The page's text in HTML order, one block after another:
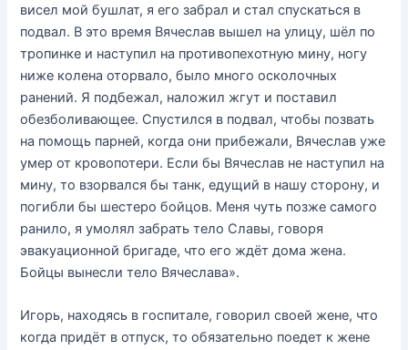
висел мой бушлат, я его забрал и стал спускаться в
подвал. В это время Вячеслав вышел на улицу, шёл по
тропинке и наступил на противопехотную мину, ногу
ниже колена оторвало, было много осколочных
ранений. Я подбежал, наложил жгут и поставил
обезболивающее. Спустился в подвал, чтобы позвать
на помощь парней, когда они прибежали, Вячеслав уже
умер от кровопотери. Если бы Вячеслав не наступил на
мину, то взорвался бы танк, едущий в нашу сторону, и
погибли бы шестеро бойцов. Меня чуть позже самого
ранило, я умолял забрать тело Славы, говоря
эвакуационной бригаде, что его ждёт дома жена.
Бойцы вынесли тело Вячеслава».
Игорь, находясь в госпитале, говорил своей жене, что
когда придёт в отпуск, то обязательно поедет к жене